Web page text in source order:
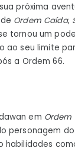
próxima
Ordem Caída,
tornou um
ao seu limite
a Ordem 66.
em Ordem
personagem